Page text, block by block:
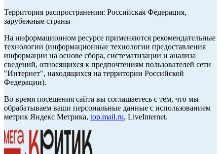
Территория распространения: Российская Федерация,
зарубежные страны
На информационном ресурсе применяются рекомендательные
технологии (информационные технологии предоставления
информации на основе сбора, систематизации и анализа
сведений, относящихся к предпочтениям пользователей сети
"Интернет", находящихся на территории Российской
Федерации).
Во время посещения сайта вы соглашаетесь с тем, что мы
обрабатываем ваши персональные данные с использованием
метрик Яндекс Метрика, top.mail.ru, LiveInternet.